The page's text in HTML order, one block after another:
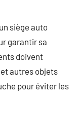
siège auto
garantir sa
doivent
autres objets
pour éviter les